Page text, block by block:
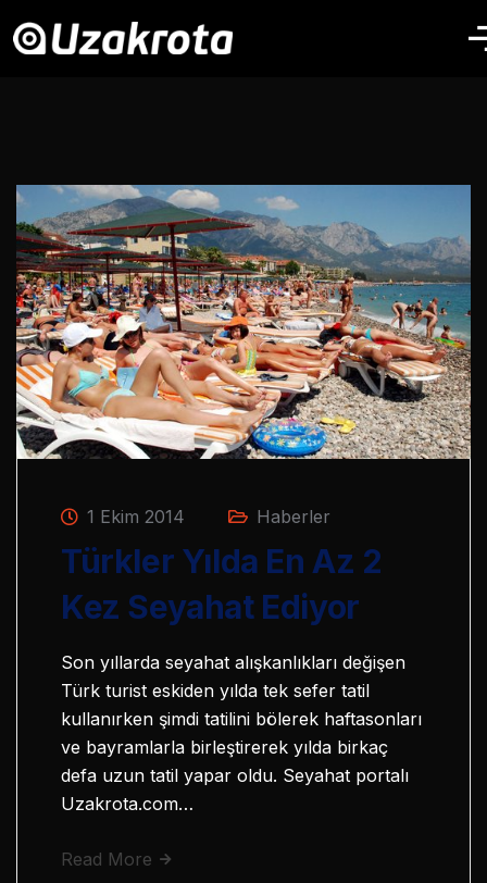
1 Ekim 2014 Haberler
Türkler Yılda En Az 2
Kez Seyahat Ediyor
Son yıllarda seyahat alışkanlıkları değişen
Türk turist eskiden yılda tek sefer tatil
kullanırken şimdi tatilini bölerek haftasonları
ve bayramlarla birleştirerek yılda birkaç
defa uzun tatil yapar oldu. Seyahat portalı
Uzakrota.com…
Read More